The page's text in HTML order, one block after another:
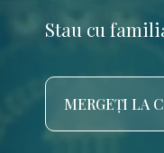
Stau cu
MERGEȚI LA